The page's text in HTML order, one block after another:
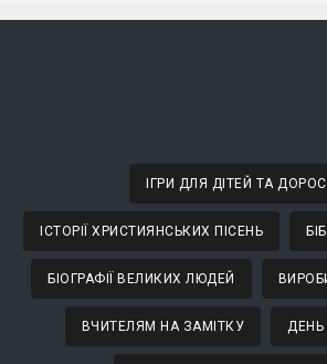
ІГРИ ДЛЯ ДІТЕЙ ТА
ІСТОРІЇ ХРИСТИЯНСЬКИХ ПІСЕНЬ
БІОГРАФІЇ ВЕЛИКИХ ЛЮДЕЙ
ВЧИТЕЛЯМ НА ЗАМІТКУ ДЕНЬ